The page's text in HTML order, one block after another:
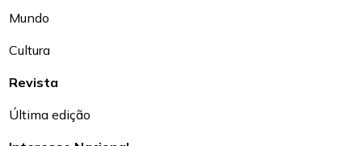
Mundo
Cultura
Revista
Última edição